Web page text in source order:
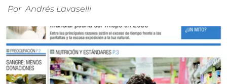
Por Andrés Lavaselli